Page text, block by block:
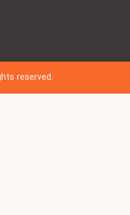
reserved.